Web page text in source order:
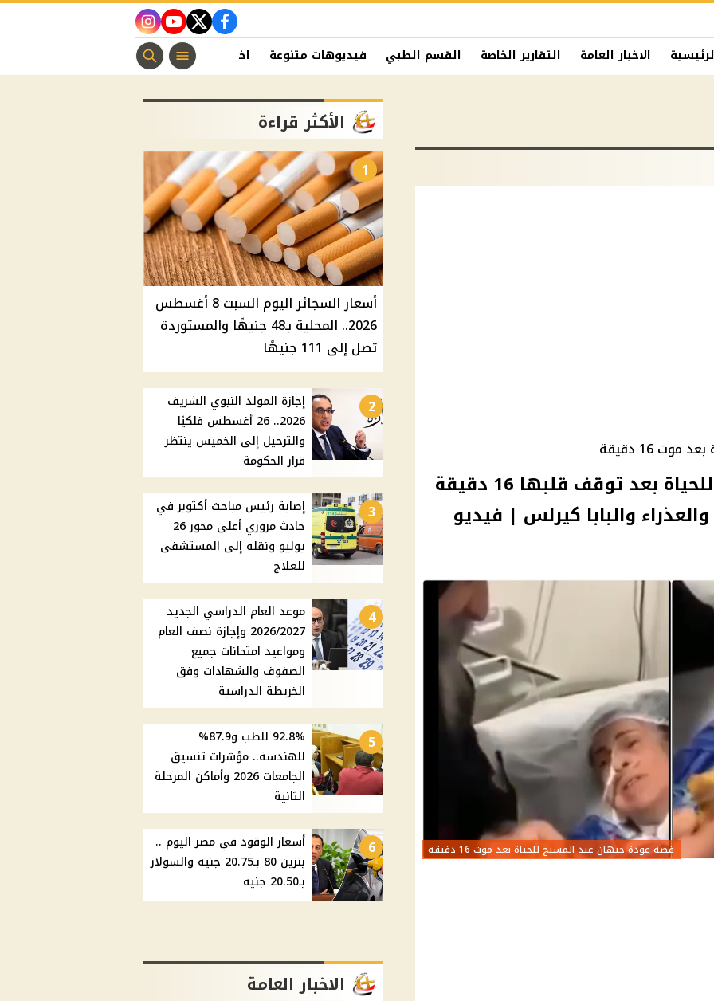
facebook
twitter
youtube
instagram
الاخبار العامة التقارير الخاصة القسم الطبي فيديوهات متنوعة اخبار الفن منوعات مسيحية
16 دقيقة
جيهان عبد المسيح تعود للحياة بعد توقف قلبها 16 دقيقة
والبابا كيرلس | فيديو
قصة عودة جيهان عبد المسيح للحياة بعد موت 16 دقيقة
الأكثر قراءة
1
أسعار السجائر اليوم السبت 8 أغسطس
2026.. المحلية بـ48 جنيهًا والمستوردة
تصل إلى 111 جنيهًا
2
إجازة المولد النبوي الشريف
2026.. 26 أغسطس فلكيًا
والترحيل إلى الخميس ينتظر
قرار الحكومة
3
إصابة رئيس مباحث أكتوبر في
حادث مروري أعلى محور 26
يوليو ونقله إلى المستشفى
للعلاج
4
موعد العام الدراسي الجديد
2026/2027 وإجازة نصف العام
ومواعيد امتحانات جميع
الصفوف والشهادات وفق
الخريطة الدراسية
5
92.8% للطب و87.9%
للهندسة.. مؤشرات تنسيق
الجامعات 2026 وأماكن المرحلة
الثانية
6
أسعار الوقود في مصر اليوم ..
بنزين 80 بـ20.75 جنيه والسولار
بـ20.50 جنيه
الاخبار العامة